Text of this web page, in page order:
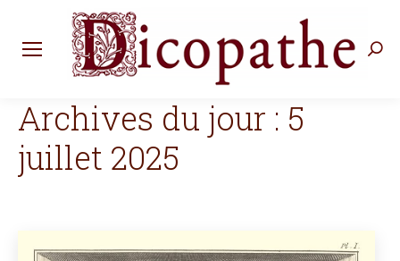
Archives du jour : 5
juillet 2025